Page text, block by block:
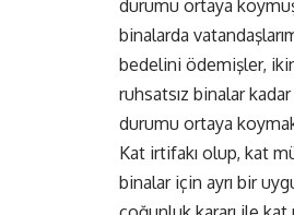
durumu ortaya
binalarda
bedelini ödemişler,
ruhsatsız binalar
durumu ortaya
Kat irtifakı olup, kat
binalar için ayrı bir